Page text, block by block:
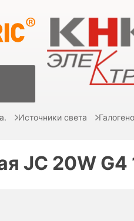
Источники света
JC 20W